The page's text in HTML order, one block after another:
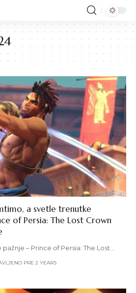
a svetle trenutke
of Persia: The Lost Crown
– Prince of Persia: The Lost…
PRE 2 YEARS